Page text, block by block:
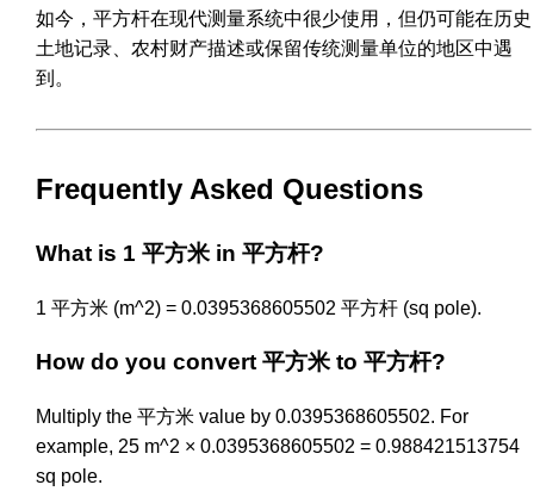
如今，平方杆在现代测量系统中很少使用，但仍可能在历史
土地记录、农村财产描述或保留传统测量单位的地区中遇
到。
Frequently Asked Questions
What is 1 平方米 in 平方杆?
1 平方米 (m^2) = 0.0395368605502 平方杆 (sq pole).
How do you convert 平方米 to 平方杆?
Multiply the 平方米 value by 0.0395368605502. For
example, 25 m^2 × 0.0395368605502 = 0.988421513754
sq pole.